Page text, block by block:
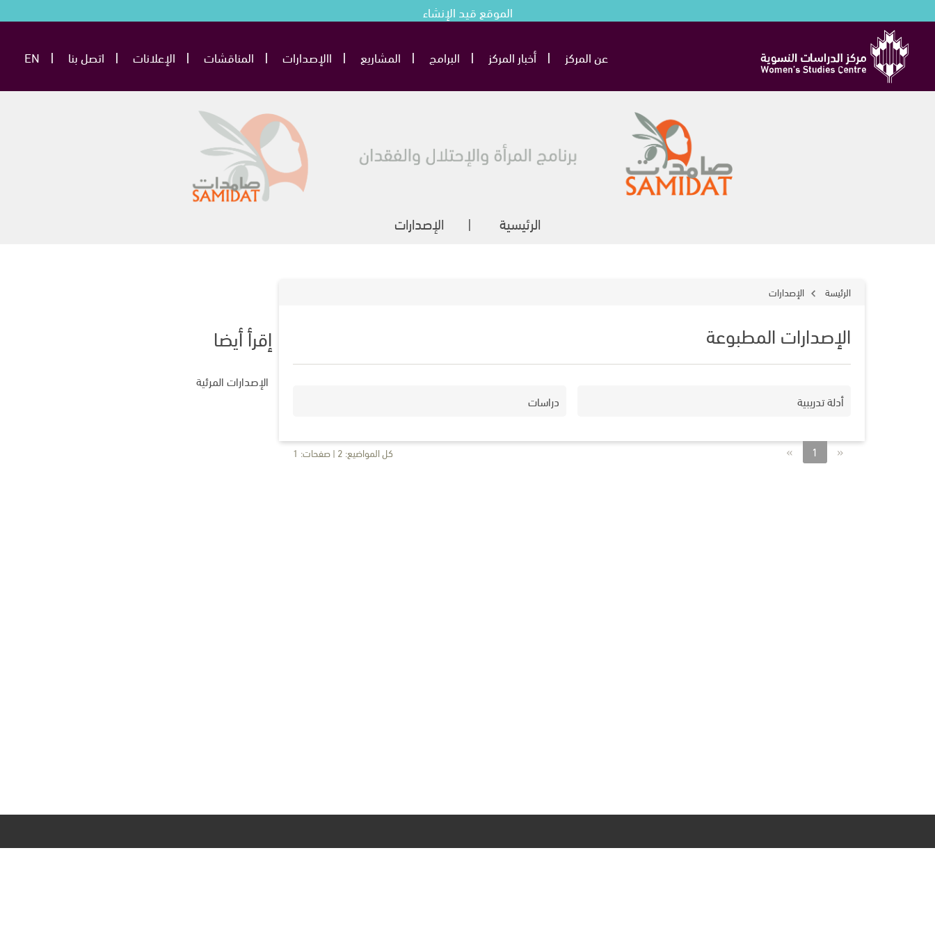
الموقع قيد الإنشاء
عن المركز
أخبار المركز البرامج المشاريع االإصدارات المناقشات الإعلانات اتصل بنا EN
الرئيسية الإصدارات
الرئيسة الإصدارات
الإصدارات المطبوعة
أدلة تدريبية دراسات
«
1
» كل المواضيع: 2 | صفحات: 1
إقرأ أيضا
الإصدارات المرئية